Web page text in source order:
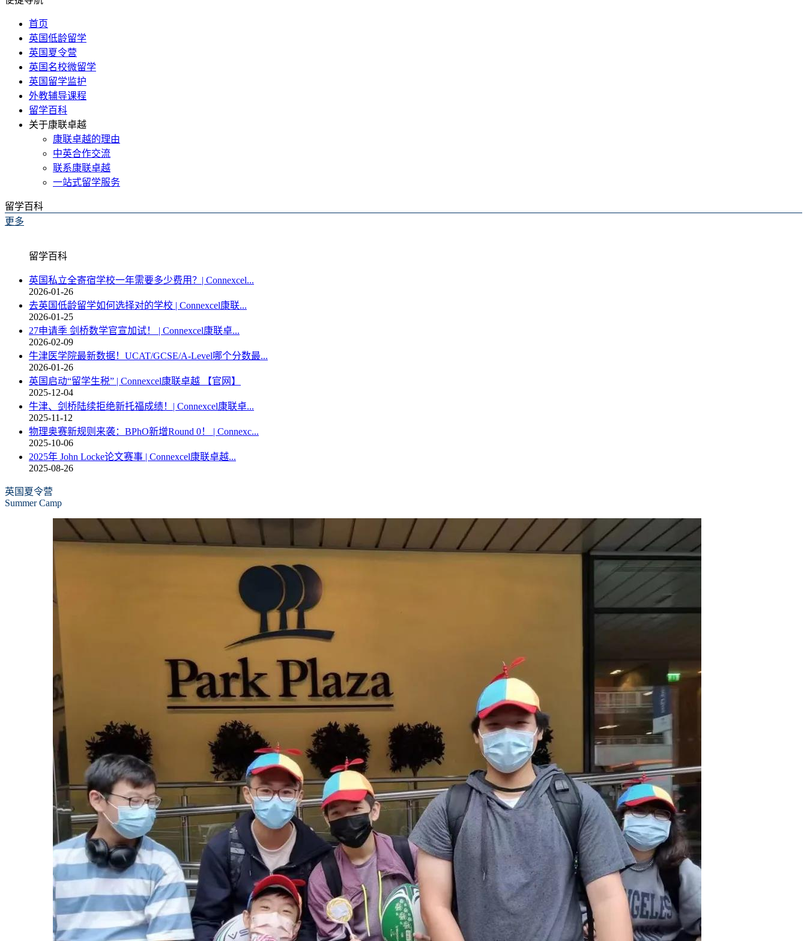
首页
英国低龄留学
英国夏令营
英国名校微留学
英国留学监护
外教辅导课程
留学百科
关于康联卓越
康联卓越的理由
中英合作交流
联系康联卓越
一站式留学服务
留学百科
更多
留学百科
英国私立全寄宿学校一年需要多少费用？| Connexcel...
2026-01-26
去英国低龄留学如何选择对的学校 | Connexcel康联...
2026-01-25
27申请季 剑桥数学官宣加试！ | Connexcel康联卓...
2026-02-09
牛津医学院最新数据！UCAT/GCSE/A-Level哪个分数最...
2026-01-26
英国启动“留学生税” | Connexcel康联卓越 【官网】
2025-12-04
牛津、剑桥陆续拒绝新托福成绩！| Connexcel康联卓...
2025-11-12
物理奥赛新规则来袭：BPhO新增Round 0！ | Connexc...
2025-10-06
2025年 John Locke论文赛事 | Connexcel康联卓越...
2025-08-26
英国夏令营
Summer Camp